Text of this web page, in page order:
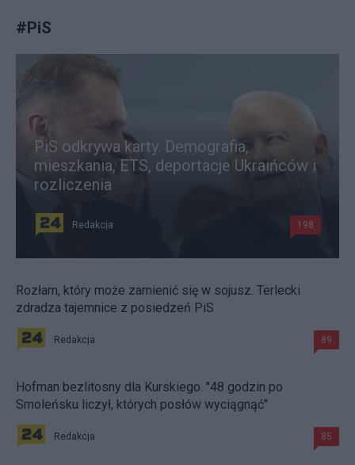
#PiS
PiS odkrywa karty. Demografia,
mieszkania, ETS, deportacje Ukraińców i
rozliczenia
Redakcja 198
Rozłam, który może zamienić się w sojusz. Terlecki
zdradza tajemnice z posiedzeń PiS
Redakcja 89
Hofman bezlitosny dla Kurskiego. "48 godzin po
Smoleńsku liczył, których posłów wyciągnąć"
Redakcja 85